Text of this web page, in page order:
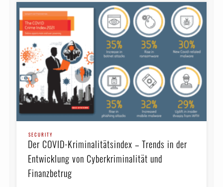
SECURITY
Der COVID-Kriminalitätsindex – Trends in der
Entwicklung von Cyberkriminalität und
Finanzbetrug